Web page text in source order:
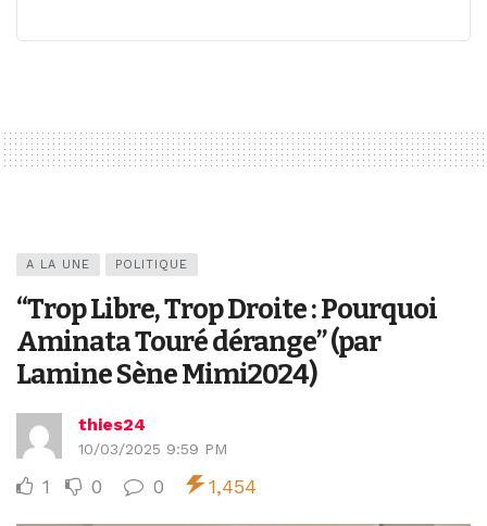
A LA UNE POLITIQUE
“Trop Libre, Trop Droite : Pourquoi
Aminata Touré dérange” (par
Lamine Sène Mimi2024)
thies24
10/03/2025 9:59 PM
1 0 0 1,454